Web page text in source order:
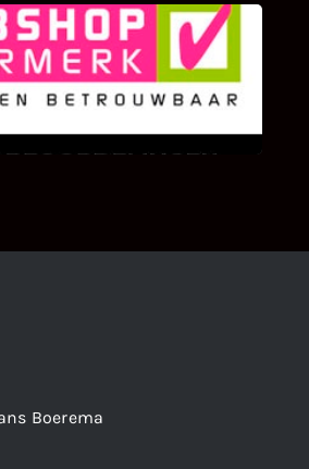
BEOORDELINGEN
op gesteld om te weten wat u
ons en onze diensten vindt.
Boerema